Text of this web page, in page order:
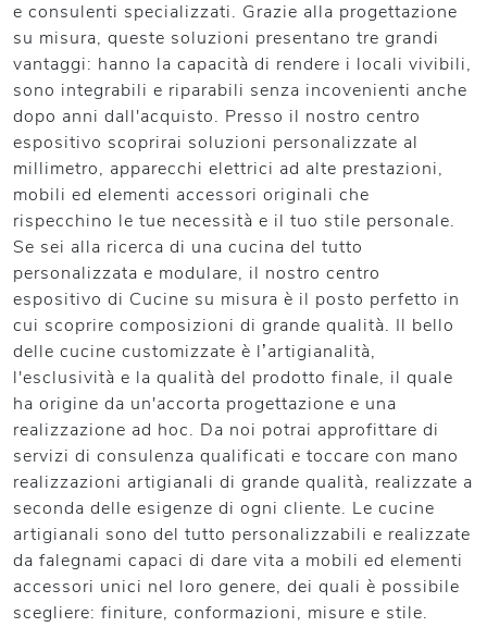
e consulenti specializzati. Grazie alla progettazione
su misura, queste soluzioni presentano tre grandi
vantaggi: hanno la capacità di rendere i locali vivibili,
sono integrabili e riparabili senza incovenienti anche
dopo anni dall'acquisto. Presso il nostro centro
espositivo scoprirai soluzioni personalizzate al
millimetro, apparecchi elettrici ad alte prestazioni,
mobili ed elementi accessori originali che
rispecchino le tue necessità e il tuo stile personale.
Se sei alla ricerca di una cucina del tutto
personalizzata e modulare, il nostro centro
espositivo di Cucine su misura è il posto perfetto in
cui scoprire composizioni di grande qualità. Il bello
delle cucine customizzate è l’artigianalità,
l'esclusività e la qualità del prodotto finale, il quale
ha origine da un'accorta progettazione e una
realizzazione ad hoc. Da noi potrai approfittare di
servizi di consulenza qualificati e toccare con mano
realizzazioni artigianali di grande qualità, realizzate a
seconda delle esigenze di ogni cliente. Le cucine
artigianali sono del tutto personalizzabili e realizzate
da falegnami capaci di dare vita a mobili ed elementi
accessori unici nel loro genere, dei quali è possibile
scegliere: finiture, conformazioni, misure e stile.